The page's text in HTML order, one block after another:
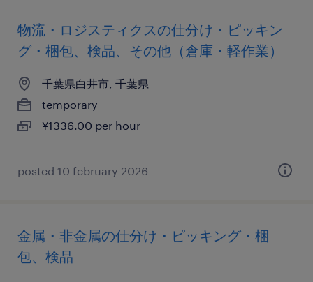
物流・ロジスティクスの仕分け・ピッキン
グ・梱包、検品、その他（倉庫・軽作業）
千葉県白井市, 千葉県
temporary
¥1336.00 per hour
posted 10 february 2026
金属・非金属の仕分け・ピッキング・梱
包、検品